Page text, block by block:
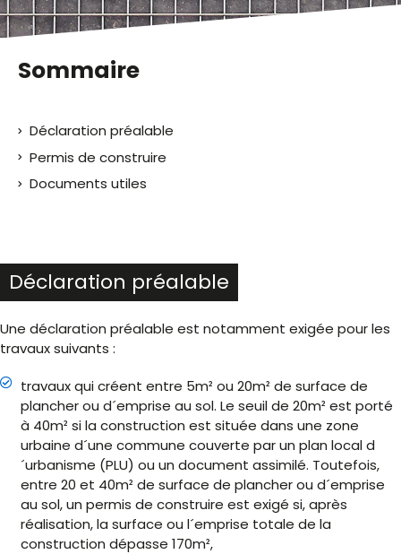
Sommaire
Déclaration préalable
Permis de construire
Documents utiles
Déclaration préalable
Une déclaration préalable est notamment exigée pour les
travaux suivants :
travaux qui créent entre 5m² ou 20m² de surface de
plancher ou d´emprise au sol. Le seuil de 20m² est porté
à 40m² si la construction est située dans une zone
urbaine d´une commune couverte par un plan local d
´urbanisme (PLU) ou un document assimilé. Toutefois,
entre 20 et 40m² de surface de plancher ou d´emprise
au sol, un permis de construire est exigé si, après
réalisation, la surface ou l´emprise totale de la
construction dépasse 170m²,